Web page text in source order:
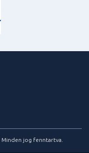
jog fenntartva.